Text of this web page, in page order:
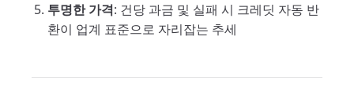
투명한 가격: 건당 과금 및 실패 시 크레딧 자동 반
환이 업계 표준으로 자리잡는 추세